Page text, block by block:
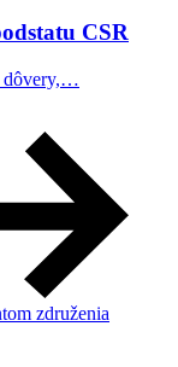
CSR
dôvery,…